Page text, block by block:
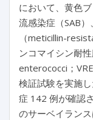
において、黄色
流感染症（SAB
（meticillin-
ンコマイシン耐
enterococci；
検証試験を実施
症 142 例が確認
のサーベイラン